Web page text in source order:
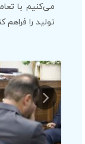
می‌کنیم با
تولید را فراهم